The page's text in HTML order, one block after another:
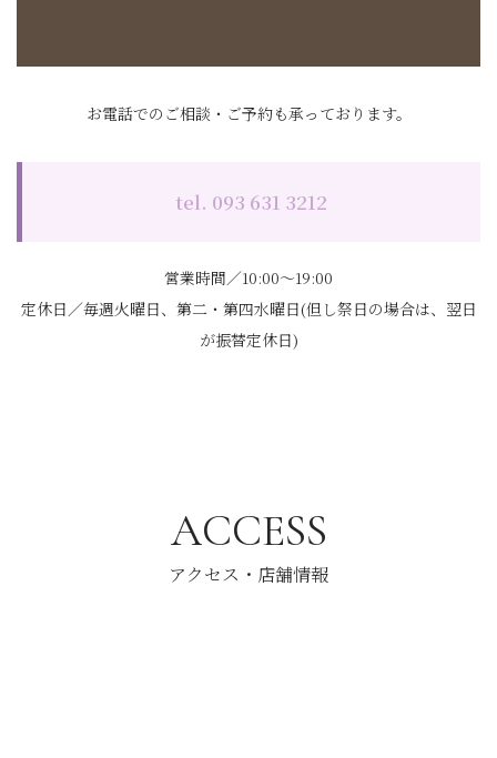
お電話でのご相談・ご予約も承っております。
tel. 093 631 3212
営業時間／10:00～19:00
定休日／毎週火曜日、第二・第四水曜日(但し祭日の場合は、翌日
が振替定休日)
ACCESS
アクセス・店舗情報